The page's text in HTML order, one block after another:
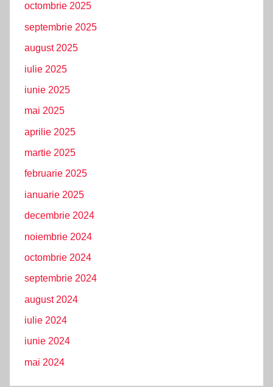
octombrie 2025
septembrie 2025
august 2025
iulie 2025
iunie 2025
mai 2025
aprilie 2025
martie 2025
februarie 2025
ianuarie 2025
decembrie 2024
noiembrie 2024
octombrie 2024
septembrie 2024
august 2024
iulie 2024
iunie 2024
mai 2024